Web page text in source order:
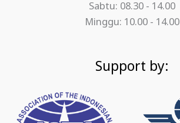
Sabtu: 08.30 - 14.00
Minggu: 10.00 - 14.00
Support by: